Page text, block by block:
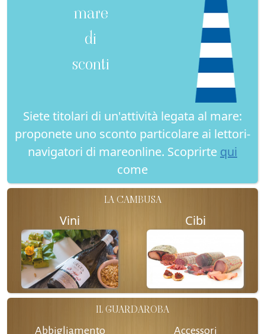
mare
di
sconti
Siete titolari di un'attività legata al mare:
proponete uno sconto particolare ai lettori-
navigatori di mareonline. Scoprirte qui
come
LA CAMBUSA
Vini Cibi
IL GUARDAROBA
Abbigliamento Accessori